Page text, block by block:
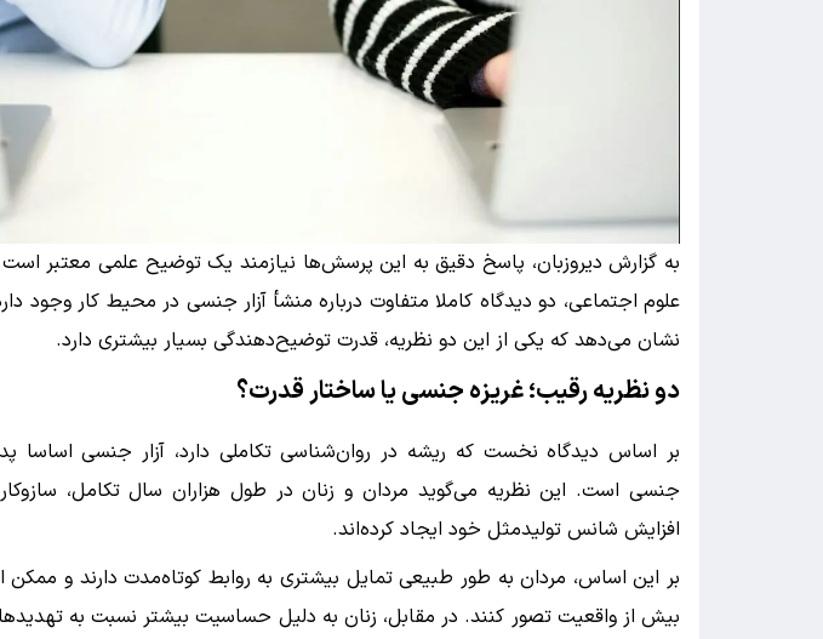
به گزارش دیروزبان، پاسخ دقیق به این پرسش‌ها نیازمند یک توضیح علمی معتبر
علوم اجتماعی، دو دیدگاه کاملا متفاوت درباره منشأ آزار جنسی در محیط کار وجود
نشان می‌دهد که یکی از این دو نظریه، قدرت توضیح‌دهندگی بسیار بیشتری دارد.
دو نظریه رقیب؛ غریزه جنسی یا ساختار قدرت؟
بر اساس دیدگاه نخست که ریشه در روان‌شناسی تکاملی دارد، آزار جنسی اساسا
جنسی است. این نظریه می‌گوید مردان و زنان در طول هزاران سال تکامل،
افزایش شانس تولیدمثل خود ایجاد کرده‌اند.
بر این اساس، مردان به طور طبیعی تمایل بیشتری به روابط کوتاه‌مدت دارند و
بیش از واقعیت تصور کنند. در مقابل، زنان به دلیل حساسیت بیشتر نسبت به